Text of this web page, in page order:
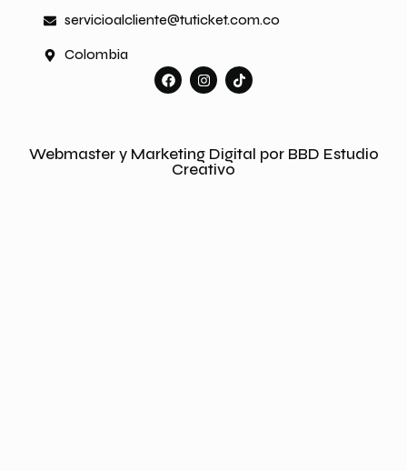
servicioalcliente@tuticket.com.co
Colombia
Webmaster y Marketing Digital por BBD Estudio
Creativo